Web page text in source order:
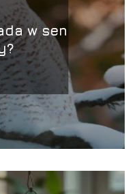
w sen